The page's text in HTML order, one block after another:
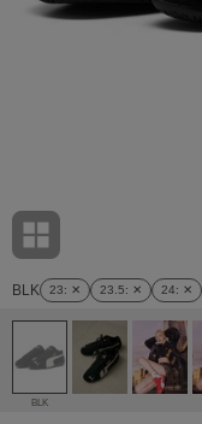
ョン雑貨 (865)
/ランジェリー (127)
adidas by Stella McCartney
Ame no chi Hare
アメノチハレ
AMOMMA
アモマ
ánuans
アニュアンス
BLK 23: ✕ 23.5: ✕ 24: ✕
BLK